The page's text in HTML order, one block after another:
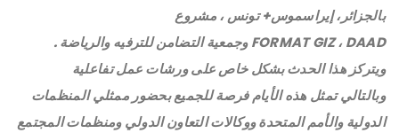
بالجزائر، إيراسموس+ تونس ، مشروع
FORMAT GIZ ، DAAD وجمعية التضامن للترفيه والرياضة .
ويتركز هذا الحدث بشكل خاص على ورشات عمل تفاعلية
وبالتالي تمثل هذه الأيام فرصة للجميع بحضور ممثلي المنظمات
الدولية والأمم المتحدة ووكالات التعاون الدولي ومنظمات المجتمع